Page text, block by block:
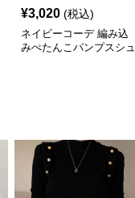
¥3,020 (税込)
ネイビーコーデ 編み込
みぺたんこパンプスシュ